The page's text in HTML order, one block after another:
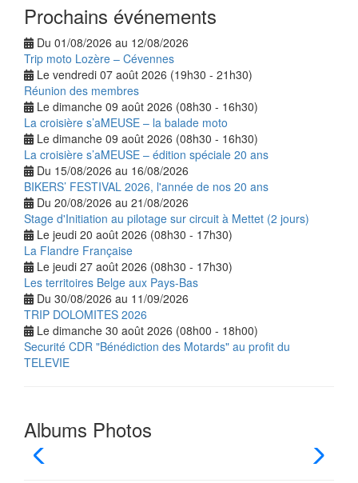
Prochains événements
Du 01/08/2026 au 12/08/2026
Trip moto Lozère – Cévennes
Le vendredi 07 août 2026 (19h30 - 21h30)
Réunion des membres
Le dimanche 09 août 2026 (08h30 - 16h30)
La croisière s’aMEUSE – la balade moto
Le dimanche 09 août 2026 (08h30 - 16h30)
La croisière s’aMEUSE – édition spéciale 20 ans
Du 15/08/2026 au 16/08/2026
BIKERS’ FESTIVAL 2026, l'année de nos 20 ans
Du 20/08/2026 au 21/08/2026
Stage d'Initiation au pilotage sur circuit à Mettet (2 jours)
Le jeudi 20 août 2026 (08h30 - 17h30)
La Flandre Française
Le jeudi 27 août 2026 (08h30 - 17h30)
Les territoires Belge aux Pays-Bas
Du 30/08/2026 au 11/09/2026
TRIP DOLOMITES 2026
Le dimanche 30 août 2026 (08h00 - 18h00)
Securité CDR "Bénédiction des Motards" au profit du
TELEVIE
Albums Photos